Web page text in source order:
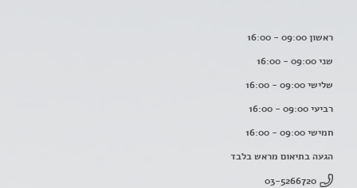
ראשון 09:00 - 16:00
שני 09:00 - 16:00
שלישי 09:00 - 16:00
רביעי 09:00 - 16:00
חמישי 09:00 - 16:00
הגעה בתיאום מראש בלבד
03-5266720